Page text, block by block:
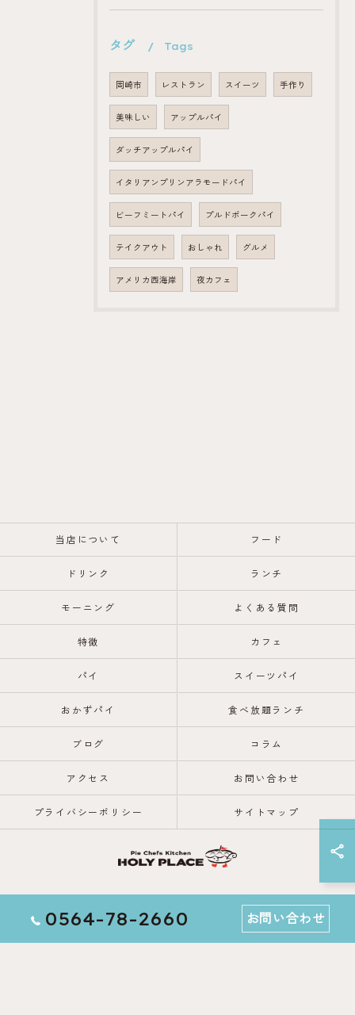
タグ Tags
岡崎市 レストラン スイーツ 手作り
美味しい アップルパイ
ダッチアップルパイ
イタリアンプリンアラモードパイ
ビーフミートパイ プルドポークパイ
テイクアウト おしゃれ グルメ
アメリカ西海岸 夜カフェ
0564-78-2660 お問い合わせ
当店について フード
ドリンク ランチ
モーニング よくある質問
特徴 カフェ
パイ スイーツパイ
おかずパイ 食べ放題ランチ
ブログ コラム
アクセス お問い合わせ
プライバシーポリシー サイトマップ
© 2026 愛知県岡崎市のレストランならPie Chefs Kitchen HOLY PLACE
ALL RIGHTS RESERVED.